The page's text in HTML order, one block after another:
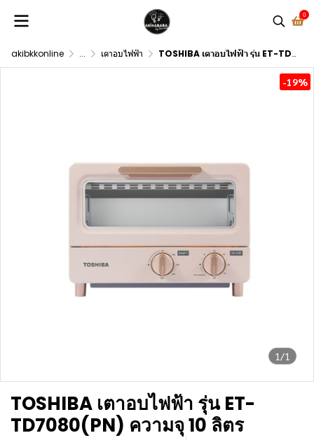
0
akibkkonline ... เตาอบไฟฟ้า TOSHIBA เตาอบไฟฟ้า รุ่น ET-TD7080(PN) ความจุ 10 ลิตร
1/1
-19%
TOSHIBA เตาอบไฟฟ้า รุ่น ET-
TD7080(PN) ความจุ 10 ลิตร